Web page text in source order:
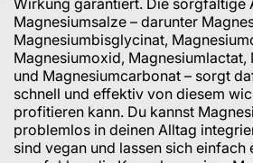
Magnesiumsalze – darunter
Magnesiumbisglycinat,
Magnesiumoxid,
und Magnesiumcarbonat – sorgt
schnell und effektiv von diesem
profitieren kann. Du kannst
problemlos in deinen Alltag
sind vegan und lassen sich einfach